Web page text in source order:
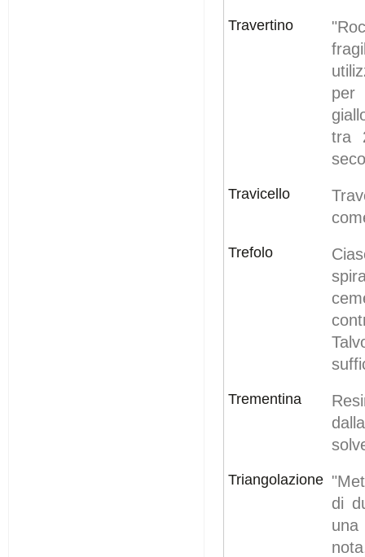
Travertino
per
tra
Travicello
Trefolo
Trementina
Triangolazione
di
una